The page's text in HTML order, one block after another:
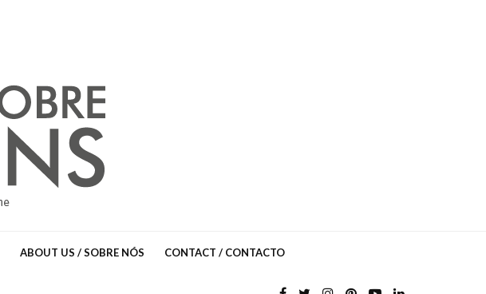
ABOUT US / SOBRE NÓS CONTACT / CONTACTO